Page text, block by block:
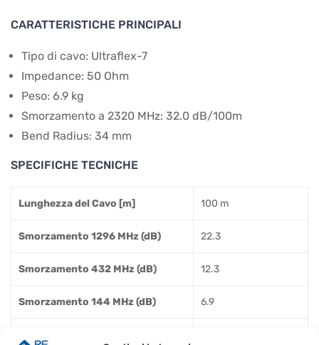
CARATTERISTICHE PRINCIPALI
Tipo di cavo: Ultraflex-7
Impedance: 50 Ohm
Peso: 6.9 kg
Smorzamento a 2320 MHz: 32.0 dB/100m
Bend Radius: 34 mm
SPECIFICHE TECNICHE
Lunghezza del Cavo [m] 100 m
Smorzamento 1296 MHz (dB) 22.3
Smorzamento 432 MHz (dB) 12.3
Smorzamento 144 MHz (dB) 6.9